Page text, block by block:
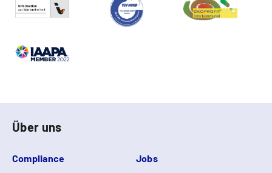
Über uns
Compliance Jobs